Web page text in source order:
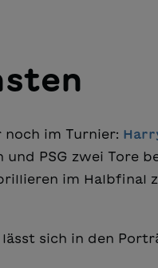
noch im Turnier:
PSG zwei Tore
im Halbfinal
sich in den